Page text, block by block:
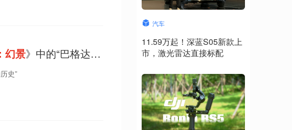
幻景》中的“巴格达的
史”
汽车
11.59万起！深蓝S05新款上
市，激光雷达直接标配